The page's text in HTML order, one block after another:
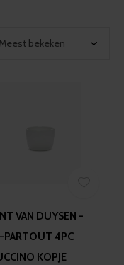
VAN DUYSEN -
PARTOUT 4PC
KOPJE